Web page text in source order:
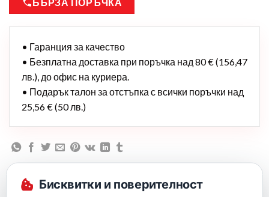
БЪРЗА ПОРЪЧКА
• Гаранция за качество
• Безплатна доставка при поръчка над 80 € (156,47
лв.), до офис на куриера.
• Подарък талон за отстъпка с всички поръчки над
25,56 € (50 лв.)
Бисквитки и поверителност